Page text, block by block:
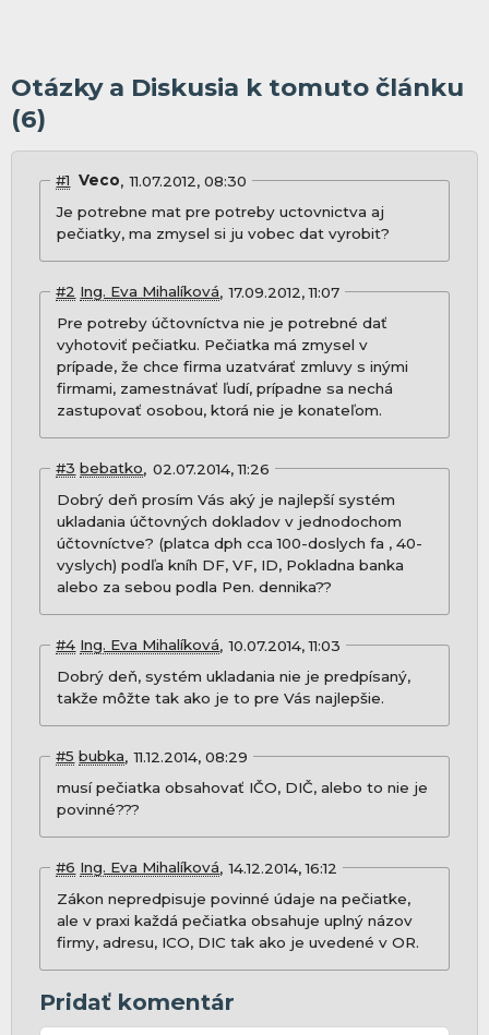
Otázky a Diskusia k tomuto článku
(6)
#1 Veco
11.07.2012, 08:30
Je potrebne mat pre potreby uctovnictva aj
pečiatky, ma zmysel si ju vobec dat vyrobit?
#2 Ing. Eva Mihalíková
17.09.2012, 11:07
Pre potreby účtovníctva nie je potrebné dať
vyhotoviť pečiatku. Pečiatka má zmysel v
prípade, že chce firma uzatvárať zmluvy s inými
firmami, zamestnávať ľudí, prípadne sa nechá
zastupovať osobou, ktorá nie je konateľom.
#3 bebatko
02.07.2014, 11:26
Dobrý deň prosím Vás aký je najlepší systém
ukladania účtovných dokladov v jednodochom
účtovníctve? (platca dph cca 100-doslych fa , 40-
vyslych) podľa kníh DF, VF, ID, Pokladna banka
alebo za sebou podla Pen. dennika??
#4 Ing. Eva Mihalíková
10.07.2014, 11:03
Dobrý deň, systém ukladania nie je predpísaný,
takže môžte tak ako je to pre Vás najlepšie.
#5 bubka
11.12.2014, 08:29
musí pečiatka obsahovať IČO, DIČ, alebo to nie je
povinné???
#6 Ing. Eva Mihalíková
14.12.2014, 16:12
Zákon nepredpisuje povinné údaje na pečiatke,
ale v praxi každá pečiatka obsahuje uplný názov
firmy, adresu, ICO, DIC tak ako je uvedené v OR.
Pridať komentár